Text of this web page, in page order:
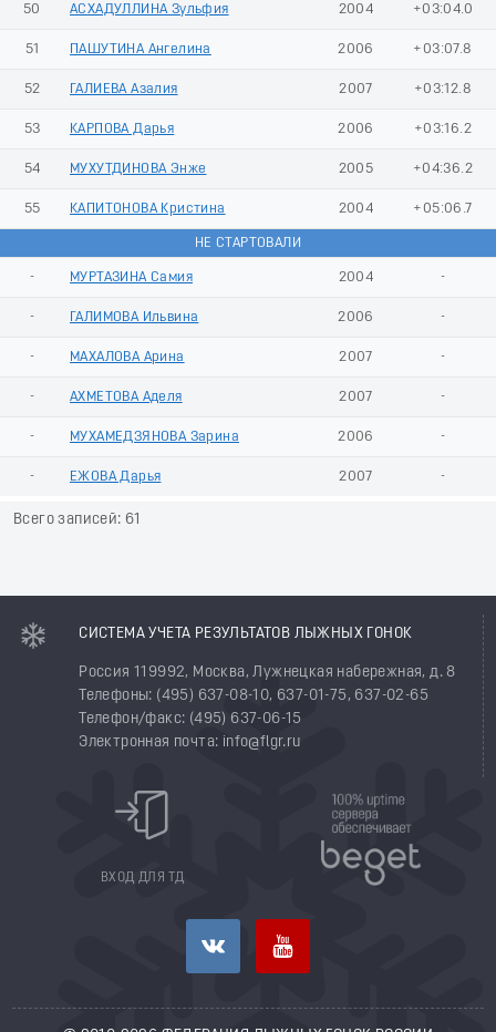
50 АСХАДУЛЛИНА Зульфия 2004 +03:04.0
51 ПАШУТИНА Ангелина 2006 +03:07.8
52 ГАЛИЕВА Азалия 2007 +03:12.8
53 КАРПОВА Дарья 2006 +03:16.2
54 МУХУТДИНОВА Энже 2005 +04:36.2
55 КАПИТОНОВА Кристина 2004 +05:06.7
НЕ СТАРТОВАЛИ
- МУРТАЗИНА Самия 2004 -
- ГАЛИМОВА Ильвина 2006 -
- МАХАЛОВА Арина 2007 -
- АХМЕТОВА Аделя 2007 -
- МУХАМЕДЗЯНОВА Зарина 2006 -
- ЕЖОВА Дарья 2007 -
Всего записей: 61
СИСТЕМА УЧЕТА РЕЗУЛЬТАТОВ ЛЫЖНЫХ ГОНОК
Россия 119992, Москва, Лужнецкая набережная, д. 8
Телефоны: (495) 637-08-10, 637-01-75, 637-02-65
Телефон/факс: (495) 637-06-15
Электронная почта: info@flgr.ru
ВХОД ДЛЯ ТД